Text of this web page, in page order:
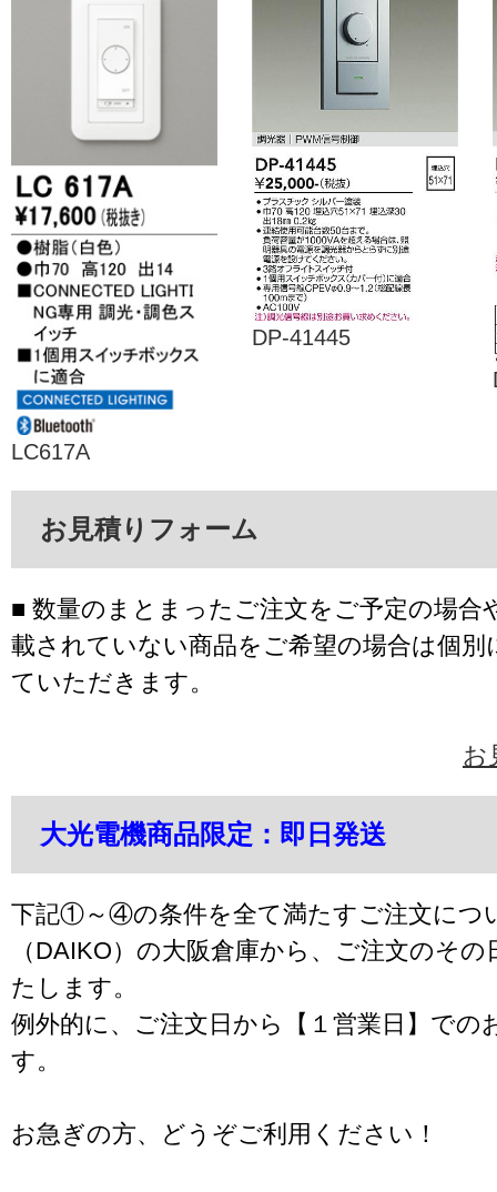
LC617A
DP-41445
お見積りフォーム
■ 数量のまとまったご注文をご予定の場合
載されていない商品をご希望の場合は個別
ていただきます。
お
大光電機商品限定：即日発送
下記①～④の条件を全て満たすご注文につ
（DAIKO）の大阪倉庫から、ご注文のそ
たします。
例外的に、ご注文日から【１営業日】での
す。
お急ぎの方、どうぞご利用ください！